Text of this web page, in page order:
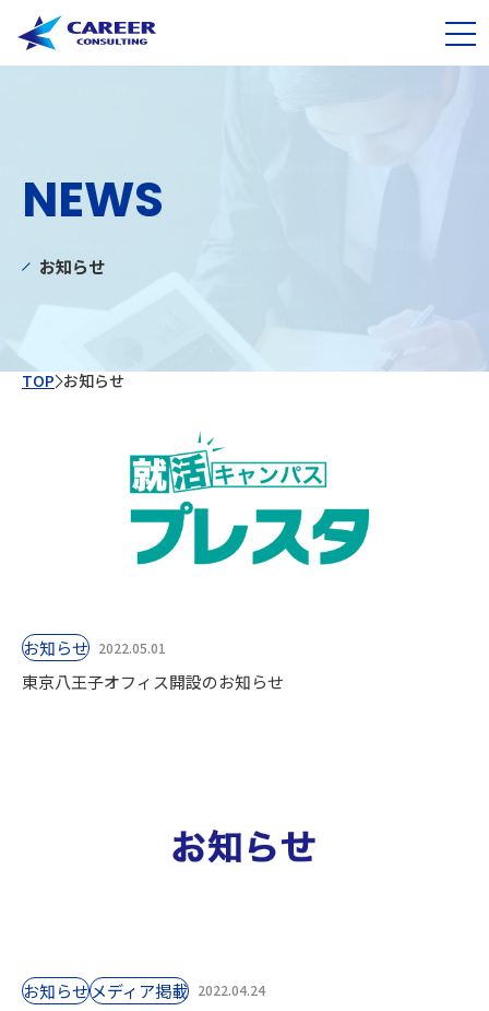
NEWS
お知らせ
TOP お知らせ
お知らせ 2022.05.01
東京八王子オフィス開設のお知らせ
お知らせ⁨⁩メディア掲載 2022.04.24